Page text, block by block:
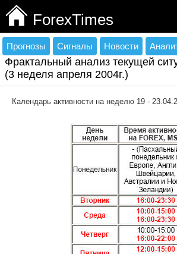
ForexTimes
Прогнозы Сигналы Новости
Фрактальный анализ текущей
(3 неделя апреля 2004г.)
Календарь активности на неделю 19 -